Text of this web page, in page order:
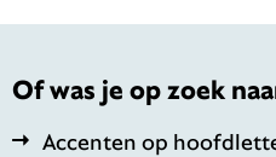
Of was je op zoek
Accenten op